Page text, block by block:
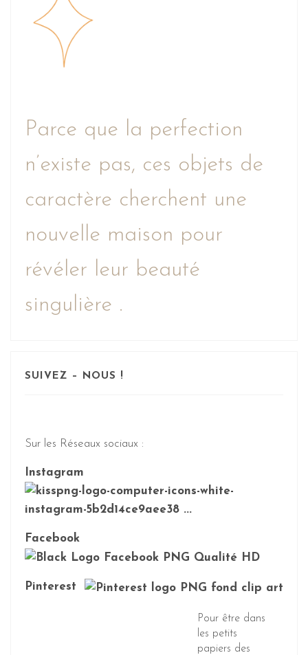
Parce que la perfection
n’existe pas, ces objets de
caractère cherchent une
nouvelle maison pour
révéler leur beauté
singulière .
SUIVEZ – NOUS !
Sur les Réseaux sociaux :
Instagram
Facebook
Pinterest
Pour être dans
les petits
papiers des